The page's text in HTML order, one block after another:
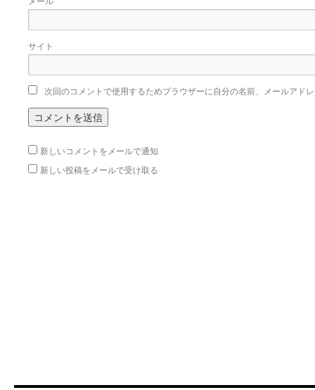
サイト
次回のコメントで使用するためブラウザーに自分の名前、メールアド
新しいコメントをメールで通知
新しい投稿をメールで受け取る